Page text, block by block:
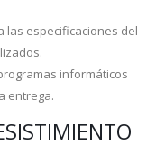
las especificaciones del
informáticos
entrega.